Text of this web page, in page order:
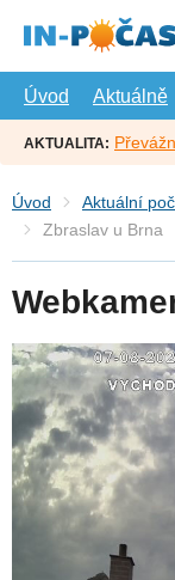
hlavní
Úvod
Aktuálně
AKTUALITA:
Úvod Aktuální
Zbraslav u Brna